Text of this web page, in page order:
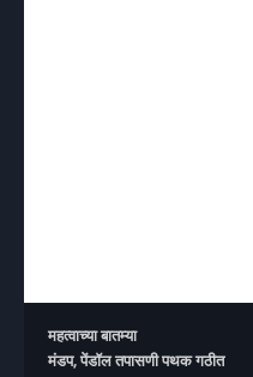
महत्वाच्या बातम्या
मंडप, पेंडॉल तपासणी पथक गठीत